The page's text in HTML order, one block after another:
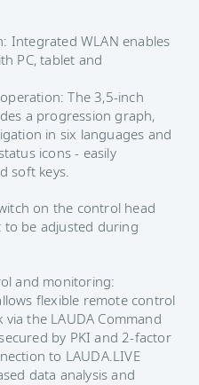
Integrated WLAN enables
PC, tablet and
The 3,5-inch
a progression graph,
in six languages and
icons - easily
soft keys.
on the control head
be adjusted during
and monitoring:
flexible remote control
the LAUDA Command
by PKI and 2-factor
to LAUDA.LIVE
data analysis and